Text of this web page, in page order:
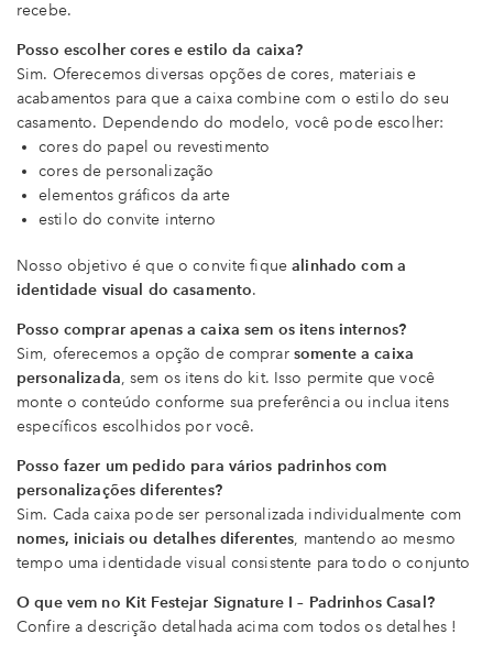
recebe.
Posso escolher cores e estilo da caixa?
Sim. Oferecemos diversas opções de cores, materiais e
acabamentos para que a caixa combine com o estilo do seu
casamento. Dependendo do modelo, você pode escolher:
cores do papel ou revestimento
cores de personalização
elementos gráficos da arte
estilo do convite interno
Nosso objetivo é que o convite fiquealinhado com a
identidade visual do casamento.
Posso comprar apenas a caixa sem os itens internos?
Sim, oferecemos a opção de comprar somente a caixa
personalizada, sem os itens do kit. Isso permite que você
monte o conteúdo conforme sua preferência ou inclua itens
específicos escolhidos por você.
Posso fazer um pedido para vários padrinhos com
personalizações diferentes?
Sim. Cada caixa pode ser personalizada individualmente com
nomes, iniciais ou detalhes diferentes, mantendo ao mesmo
tempo uma identidade visual consistente para todo o conjunto
O que vem no Kit Festejar Signature I – Padrinhos Casal?
Confire a descrição detalhada acima com todos os detalhes !